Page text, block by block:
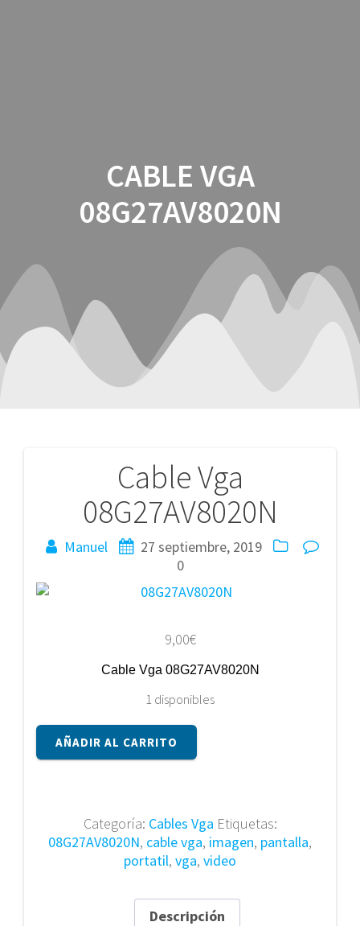
CABLE VGA
08G27AV8020N
Cable Vga
08G27AV8020N
Manuel
27 septiembre, 2019
0
9,00€
Cable Vga 08G27AV8020N
1 disponibles
Cable
Vga
AÑADIR AL CARRITO
Categoría: Cables Vga Etiquetas:
08G27AV8020N, cable vga, imagen, pantalla,
portatil, vga, video
Descripción
Navegación
entradas